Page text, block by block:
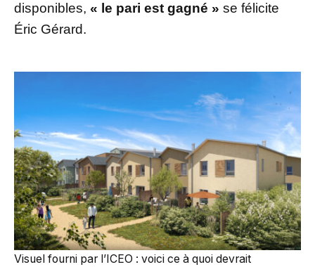
disponibles, « le pari est gagné » se félicite
Éric Gérard.
Visuel fourni par l’ICEO : voici ce à quoi devrait